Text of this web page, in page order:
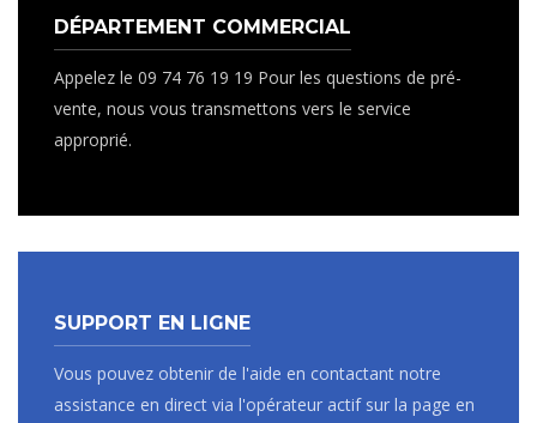
DÉPARTEMENT COMMERCIAL
Appelez le 09 74 76 19 19 Pour les questions de pré-
vente, nous vous transmettons vers le service
approprié.
SUPPORT EN LIGNE
Vous pouvez obtenir de l'aide en contactant notre
assistance en direct via l'opérateur actif sur la page en